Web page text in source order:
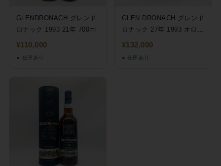
GLENDRONACH グレンド
ロナック 1993 21年 700ml
¥110,000
● 在庫あり
GLEN DRONACH グレンド
ロナック 27年 1993 オロロ
ソシェリーパンチョン
¥132,000
● 在庫あり